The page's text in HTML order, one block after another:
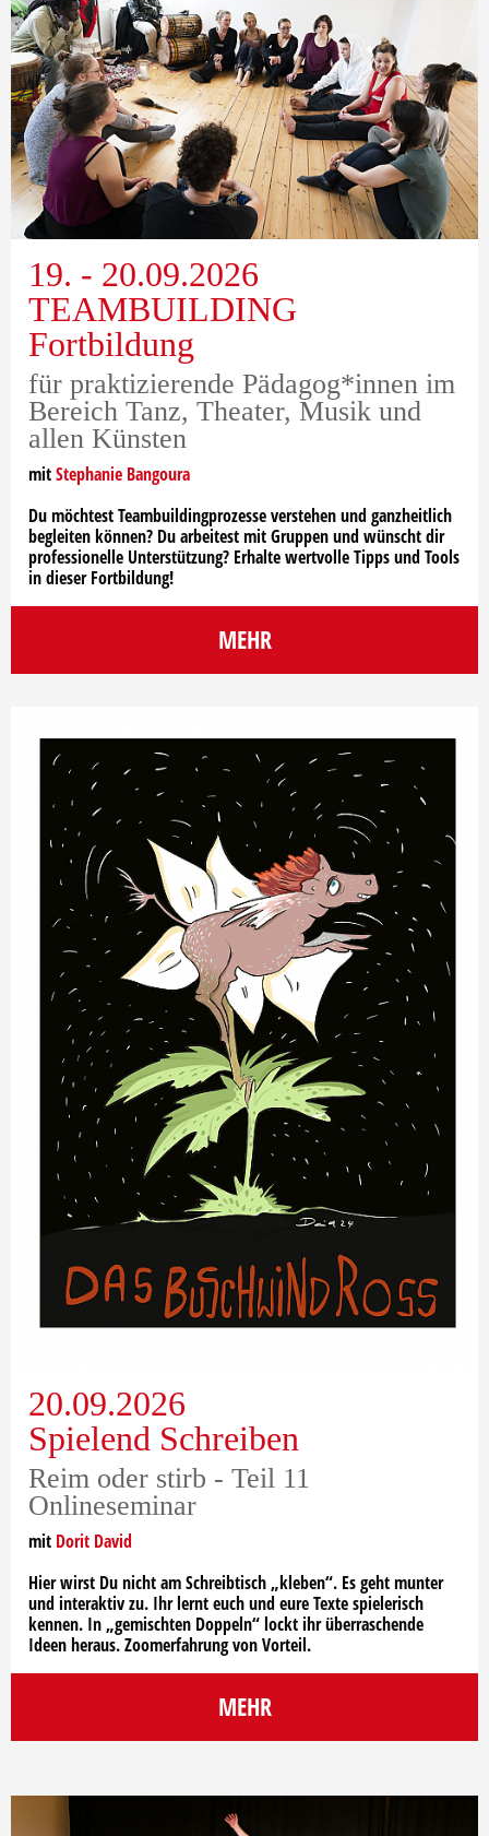
19. - 20.09.2026
TEAMBUILDING
Fortbildung
für praktizierende Pädagog*innen im
Bereich Tanz, Theater, Musik und
allen Künsten
mitStephanie Bangoura
Du möchtest Teambuildingprozesse verstehen und ganzheitlich
begleiten können? Du arbeitest mit Gruppen und wünscht dir
professionelle Unterstützung? Erhalte wertvolle Tipps und Tools
in dieser Fortbildung!
MEHR
20.09.2026
Spielend Schreiben
Reim oder stirb - Teil 11
Onlineseminar
mit Dorit David
Hier wirst Du nicht am Schreibtisch „kleben“. Es geht munter
und interaktiv zu. Ihr lernt euch und eure Texte spielerisch
kennen. In „gemischten Doppeln“ lockt ihr überraschende
Ideen heraus. Zoomerfahrung von Vorteil.
MEHR